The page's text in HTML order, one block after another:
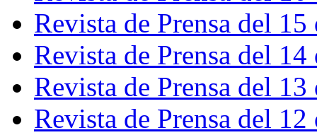
Revista de Prensa del
Revista de Prensa del
Revista de Prensa del
Revista de Prensa del